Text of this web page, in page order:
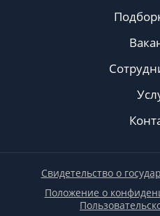
Положение о
Свидетельство о